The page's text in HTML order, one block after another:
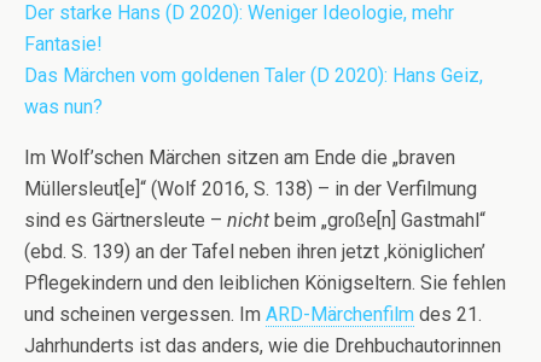
Der starke Hans (D 2020): Weniger Ideologie, mehr
Fantasie!
Das Märchen vom goldenen Taler (D 2020): Hans Geiz,
was nun?
Im Wolf’schen Märchen sitzen am Ende die „braven
Müllersleut[e]“ (Wolf 2016, S. 138) – in der Verfilmung
sind es Gärtnersleute – nicht beim „große[n] Gastmahl“
(ebd. S. 139) an der Tafel neben ihren jetzt ‚königlichen’
Pflegekindern und den leiblichen Königseltern. Sie fehlen
und scheinen vergessen. Im ARD-Märchenfilm des 21.
Jahrhunderts ist das anders, wie die Drehbuchautorinnen